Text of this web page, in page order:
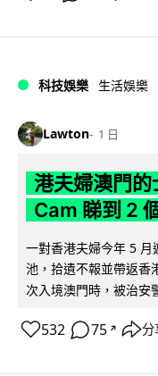
科技娛樂 生活娛樂
Lawton 1 日
港夫婦澳門
Cam 睇到 2
一對香港夫婦今年 5 月
池，拾遺不報並帶返香
次入境澳門時，被治安
532 75 ↗ 分